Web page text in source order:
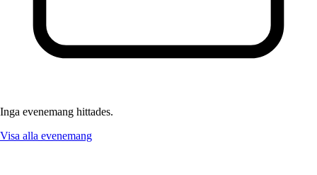
Inga evenemang hittades.
Visa alla evenemang